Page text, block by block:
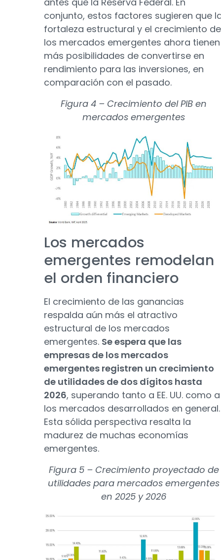
conjunto, estos factores sugieren que
fortaleza estructural y el crecimiento de
los mercados emergentes ahora tienen
más posibilidades de convertirse en
rendimiento para las inversiones, en
comparación con el pasado.
Figura 4 – Crecimiento del PIB en
mercados emergentes
Los mercados
emergentes remodelan
el orden financiero
El crecimiento de las ganancias
respalda aún más el atractivo
estructural de los mercados
emergentes. Se espera que las
empresas de los mercados
emergentes registren un crecimiento
de utilidades de dos dígitos hasta
2026, superando tanto a EE. UU. como a
los mercados desarrollados en general.
Esta sólida perspectiva resalta la
madurez de muchas economías
emergentes.
Figura 5 – Crecimiento proyectado de
utilidades para mercados emergentes
en 2025 y 2026